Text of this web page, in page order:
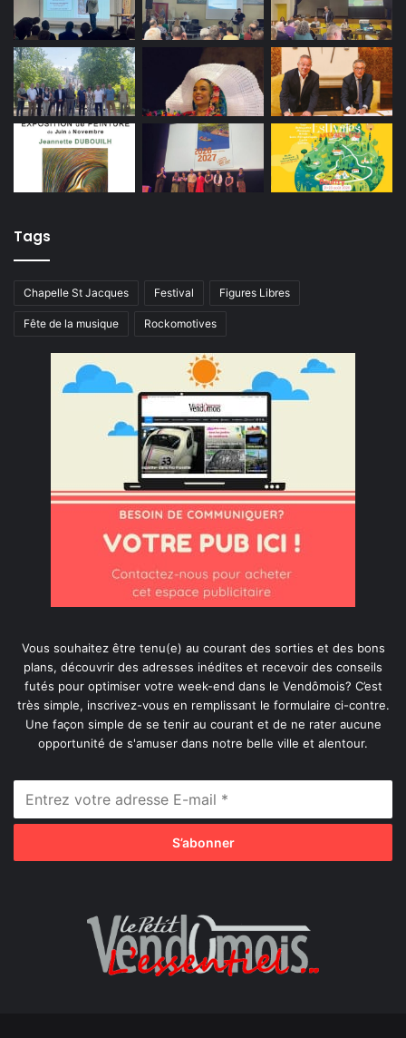
Tags
Chapelle St Jacques Festival Figures Libres
Fête de la musique Rockomotives
Vous souhaitez être tenu(e) au courant des sorties et des bons
plans, découvrir des adresses inédites et recevoir des conseils
futés pour optimiser votre week-end dans le Vendômois? C’est
très simple, inscrivez-vous en remplissant le formulaire ci-contre.
Une façon simple de se tenir au courant et de ne rater aucune
opportunité de s'amuser dans notre belle ville et alentour.